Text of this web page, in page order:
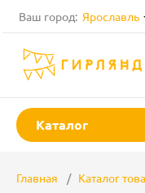
Ваш город: Ярославль
Каталог
Главная Каталог